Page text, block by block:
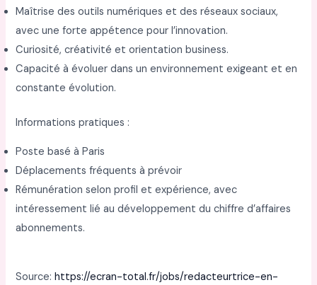
Maîtrise des outils numériques et des réseaux sociaux,
avec une forte appétence pour l’innovation.
Curiosité, créativité et orientation business.
Capacité à évoluer dans un environnement exigeant et en
constante évolution.
Informations pratiques :
Poste basé à Paris
Déplacements fréquents à prévoir
Rémunération selon profil et expérience, avec
intéressement lié au développement du chiffre d’affaires
abonnements.
Source:https://ecran-total.fr/jobs/redacteurtrice-en-